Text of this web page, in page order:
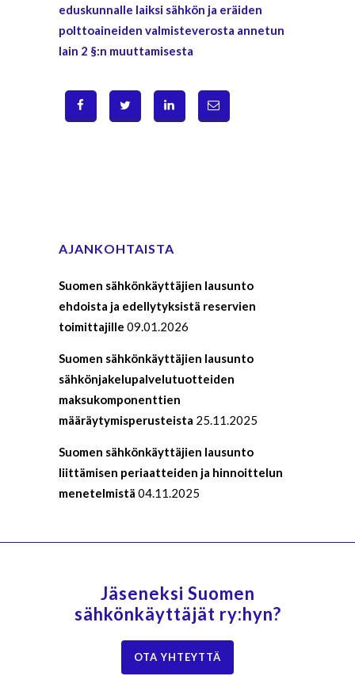
eduskunnalle laiksi sähkön ja eräiden
polttoaineiden valmisteverosta annetun
lain 2 §:n muuttamisesta
AJANKOHTAISTA
Suomen sähkönkäyttäjien lausunto
ehdoista ja edellytyksistä reservien
toimittajille 09.01.2026
Suomen sähkönkäyttäjien lausunto
sähkönjakelupalvelutuotteiden
maksukomponenttien
määräytymisperusteista 25.11.2025
Suomen sähkönkäyttäjien lausunto
liittämisen periaatteiden ja hinnoittelun
menetelmistä 04.11.2025
Jäseneksi Suomen
sähkönkäyttäjät ry:hyn?
OTA YHTEYTTÄ